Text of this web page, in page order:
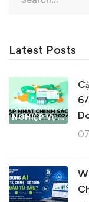
for:
Latest Posts
NGHIỆP VỤ KẾ TOÁN & THUẾ
6/